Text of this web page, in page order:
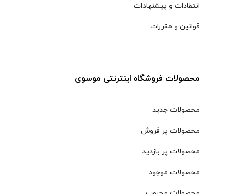
انتقادات و پیشنهادات
قوانین و مقررات
محصولات فروشگاه اینترنتی موسوی
محصولات جدید
محصولات پر فروش
محصولات پر بازدید
محصولات موجود